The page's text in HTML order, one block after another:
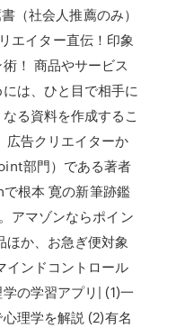
（社会人推薦のみ）
エイター直伝！印象
！ 商品やサービス
は、ひと目で相手に
る資料を作成するこ
広告クリエイターか
部門）である著者
根本 寛の新筆跡鑑
アマゾンならポイン
ほか、お急ぎ便対象
インドコントロール
の学習アプリ| (1)一
理学を解説 (2)有名